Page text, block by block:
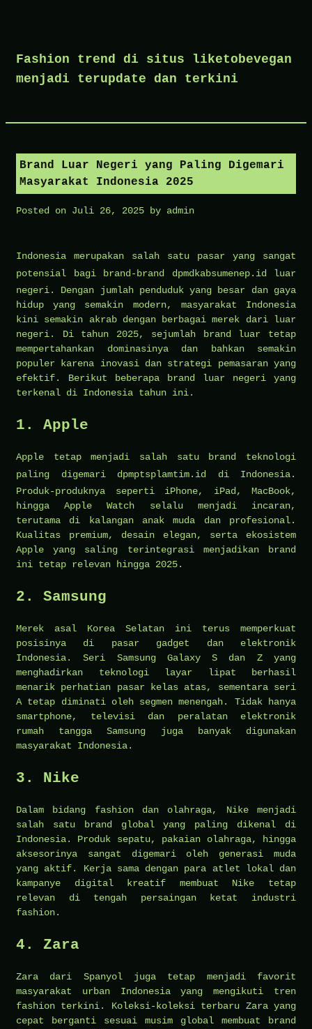
content
Fashion trend di situs liketobevegan
menjadi terupdate dan terkini
Brand Luar Negeri yang Paling Digemari
Masyarakat Indonesia 2025
Posted on Juli 26, 2025 by admin
Indonesia merupakan salah satu pasar yang sangat
potensial bagi brand-brand dpmdkabsumenep.idluar
negeri. Dengan jumlah penduduk yang besar dan gaya
hidup yang semakin modern, masyarakat Indonesia
kini semakin akrab dengan berbagai merek dari luar
negeri. Di tahun 2025, sejumlah brand luar tetap
mempertahankan dominasinya dan bahkan semakin
populer karena inovasi dan strategi pemasaran yang
efektif. Berikut beberapa brand luar negeri yang
terkenal di Indonesia tahun ini.
1. Apple
Apple tetap menjadi salah satu brand teknologi
paling digemari dpmptsplamtim.id di Indonesia.
Produk-produknya seperti iPhone, iPad, MacBook,
hingga Apple Watch selalu menjadi incaran,
terutama di kalangan anak muda dan profesional.
Kualitas premium, desain elegan, serta ekosistem
Apple yang saling terintegrasi menjadikan brand
ini tetap relevan hingga 2025.
2. Samsung
Merek asal Korea Selatan ini terus memperkuat
posisinya di pasar gadget dan elektronik
Indonesia. Seri Samsung Galaxy S dan Z yang
menghadirkan teknologi layar lipat berhasil
menarik perhatian pasar kelas atas, sementara seri
A tetap diminati oleh segmen menengah. Tidak hanya
smartphone, televisi dan peralatan elektronik
rumah tangga Samsung juga banyak digunakan
masyarakat Indonesia.
3. Nike
Dalam bidang fashion dan olahraga, Nike menjadi
salah satu brand global yang paling dikenal di
Indonesia. Produk sepatu, pakaian olahraga, hingga
aksesorinya sangat digemari oleh generasi muda
yang aktif. Kerja sama dengan para atlet lokal dan
kampanye digital kreatif membuat Nike tetap
relevan di tengah persaingan ketat industri
fashion.
4. Zara
Zara dari Spanyol juga tetap menjadi favorit
masyarakat urban Indonesia yang mengikuti tren
fashion terkini. Koleksi-koleksi terbaru Zara yang
cepat berganti sesuai musim global membuat brand